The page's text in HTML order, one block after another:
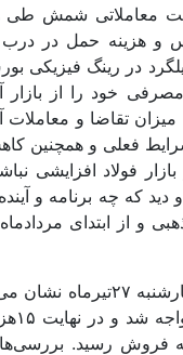
در رینگ فیزیکی
خود را از بازار
تقاضا و
فعلی و همچنین
فولاد افزایشی
که چه برنامه و
و از ابتدای
هر کیلوگرم به فروش